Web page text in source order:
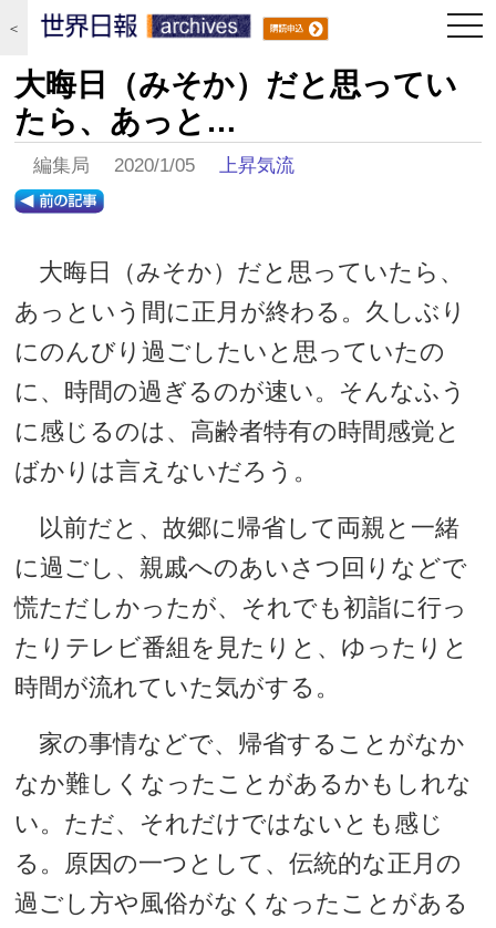
＜
大晦日（みそか）だと思ってい
たら、あっと…
編集局 2020/1/05上昇気流
大晦日（みそか）だと思っていたら、
あっという間に正月が終わる。久しぶり
にのんびり過ごしたいと思っていたの
に、時間の過ぎるのが速い。そんなふう
に感じるのは、高齢者特有の時間感覚と
ばかりは言えないだろう。
以前だと、故郷に帰省して両親と一緒
に過ごし、親戚へのあいさつ回りなどで
慌ただしかったが、それでも初詣に行っ
たりテレビ番組を見たりと、ゆったりと
時間が流れていた気がする。
家の事情などで、帰省することがなか
なか難しくなったことがあるかもしれな
い。ただ、それだけではないとも感じ
る。原因の一つとして、伝統的な正月の
過ごし方や風俗がなくなったことがある